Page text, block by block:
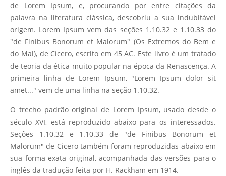
de Lorem Ipsum, e, procurando por entre citações da
palavra na literatura clássica, descobriu a sua indubitável
origem. Lorem Ipsum vem das seções 1.10.32 e 1.10.33 do
"de Finibus Bonorum et Malorum" (Os Extremos do Bem e
do Mal), de Cícero, escrito em 45 AC. Este livro é um tratado
de teoria da ética muito popular na época da Renascença. A
primeira linha de Lorem Ipsum, "Lorem Ipsum dolor sit
amet..." vem de uma linha na seção 1.10.32.
O trecho padrão original de Lorem Ipsum, usado desde o
século XVI, está reproduzido abaixo para os interessados.
Seções 1.10.32 e 1.10.33 de "de Finibus Bonorum et
Malorum" de Cicero também foram reproduzidas abaixo em
sua forma exata original, acompanhada das versões para o
inglês da tradução feita por H. Rackham em 1914.